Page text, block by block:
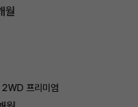
월
2WD 프리미엄